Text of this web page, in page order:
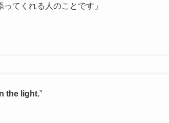
てくれる人のことです」
the light.”